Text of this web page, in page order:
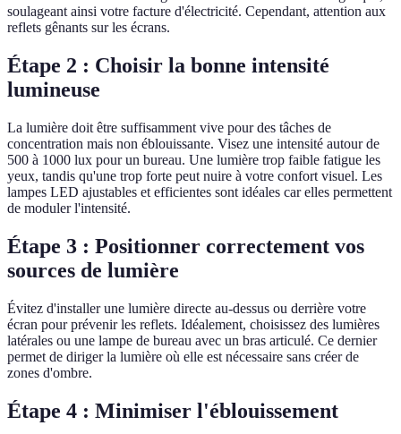
soulageant ainsi votre facture d'électricité. Cependant, attention aux
reflets gênants sur les écrans.
Étape 2 : Choisir la bonne intensité
lumineuse
La lumière doit être suffisamment vive pour des tâches de
concentration mais non éblouissante. Visez une intensité autour de
500 à 1000 lux pour un bureau. Une lumière trop faible fatigue les
yeux, tandis qu'une trop forte peut nuire à votre confort visuel. Les
lampes LED ajustables et efficientes sont idéales car elles permettent
de moduler l'intensité.
Étape 3 : Positionner correctement vos
sources de lumière
Évitez d'installer une lumière directe au-dessus ou derrière votre
écran pour prévenir les reflets. Idéalement, choisissez des lumières
latérales ou une lampe de bureau avec un bras articulé. Ce dernier
permet de diriger la lumière où elle est nécessaire sans créer de
zones d'ombre.
Étape 4 : Minimiser l'éblouissement